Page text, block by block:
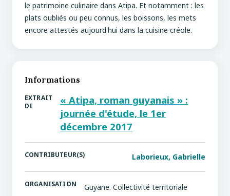
le patrimoine culinaire dans Atipa. Et notamment : les
plats oubliés ou peu connus, les boissons, les mets
encore attestés aujourd'hui dans la cuisine créole.
Informations
EXTRAIT
DE
« Atipa, roman guyanais » :
journée d'étude, le 1er
décembre 2017
CONTRIBUTEUR(S) Laborieux, Gabrielle
ORGANISATION
Guyane. Collectivité territoriale